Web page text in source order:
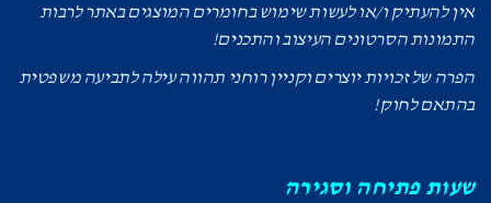
אין להעתיק ו/או לעשות שימוש בחומרים המוצגים באתר לרבות
התמונות הסרטונים העיצוב והתכנים!
הפרה של זכויות יוצרים וקניין רוחני תהווה עילה לתביעה משפטית
בהתאם לחוק!
שעות פתיחה וסגירה